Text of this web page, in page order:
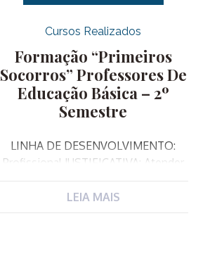
Cursos Realizados
Formação “Primeiros
Socorros” Professores De
Educação Básica – 2º
Semestre
LINHA DE DESENVOLVIMENTO:
Profissional JUSTIFICATIVA: Atender
obrigatória a capacitação em noções
LEIA MAIS